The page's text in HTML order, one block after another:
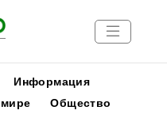
Информация
Общество